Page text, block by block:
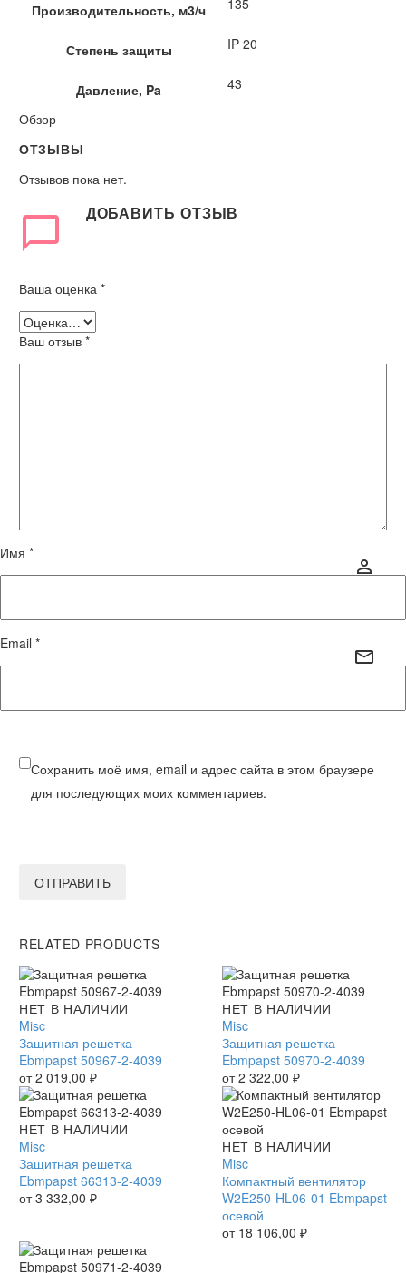
Производительность, м3/ч 135
Степень защиты IP 20
Давление, Pa
43
Обзор
ОТЗЫВЫ
Отзывов пока нет.
ДОБАВИТЬ ОТЗЫВ
Ваша оценка *
Ваш отзыв *
Имя *
Email *
Сохранить моё имя, email и адрес сайта в этом браузере
для последующих моих комментариев.
ОТПРАВИТЬ
RELATED PRODUCTS
Защитная
решетка
Ebmpapst
50967-
2-
4039
НЕТ В НАЛИЧИИ
Misc
Защитная решетка
Ebmpapst 50967-2-4039
от2 019,00 ₽
Защитная
решетка
Ebmpapst
50970-
2-
4039
НЕТ В НАЛИЧИИ
Misc
Защитная решетка
Ebmpapst 50970-2-4039
от2 322,00 ₽
Защитная
решетка
Ebmpapst
66313-
2-
НЕТ В НАЛИЧИИ
Misc
Защитная решетка
Ebmpapst 66313-2-4039
от3 332,00 ₽
Компактный
вентилятор
W2E250-
HL06-
01
Ebmpapst
НЕТ В НАЛИЧИИ
Misc
Компактный вентилятор
W2E250-HL06-01 Ebmpapst
осевой
от 18 106,00 ₽